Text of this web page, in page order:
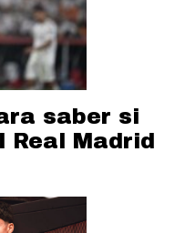
saber si
Madrid